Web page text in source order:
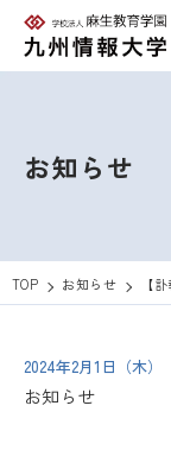
お知らせ
TOP お知らせ 【
2024年2月1日（木）
お知らせ